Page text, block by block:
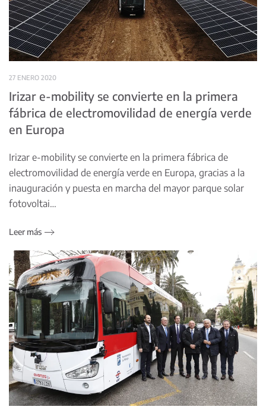
27 ENERO 2020
Irizar e-mobility se convierte en la primera
fábrica de electromovilidad de energía verde
en Europa
Irizar e-mobility se convierte en la primera fábrica de
electromovilidad de energía verde en Europa, gracias a la
inauguración y puesta en marcha del mayor parque solar
fotovoltai…
Leer más